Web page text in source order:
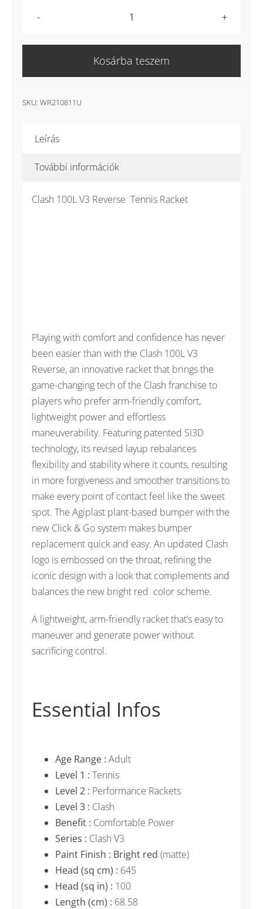
Wilson
100L
Kosárba teszem
SKU: WR210811U
Leírás
További információk
Clash 100L V3 Reverse Tennis Racket
Playing with comfort and confidence has never
been easier than with the Clash 100L V3
Reverse, an innovative racket that brings the
game-changing tech of the Clash franchise to
players who prefer arm-friendly comfort,
lightweight power and effortless
maneuverability. Featuring patented SI3D
technology, its revised layup rebalances
flexibility and stability where it counts, resulting
in more forgiveness and smoother transitions to
make every point of contact feel like the sweet
spot. The Agiplast plant-based bumper with the
new Click & Go system makes bumper
replacement quick and easy. An updated Clash
logo is embossed on the throat, refining the
iconic design with a look that complements and
balances the new bright red color scheme.
A lightweight, arm-friendly racket that’s easy to
maneuver and generate power without
sacrificing control.
Essential Infos
Age Range : Adult
Level 1 : Tennis
Level 2 : Performance Rackets
Level 3 : Clash
Benefit : Comfortable Power
Series : Clash V3
Paint Finish : Bright red (matte)
Head (sq cm) : 645
Head (sq in) : 100
Length (cm) : 68.58